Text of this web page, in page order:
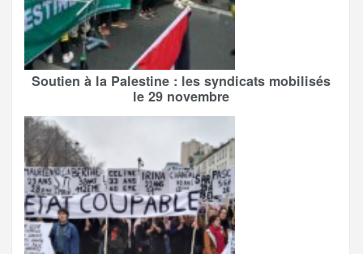
Soutien à la Palestine : les syndicats mobilisés
le 29 novembre